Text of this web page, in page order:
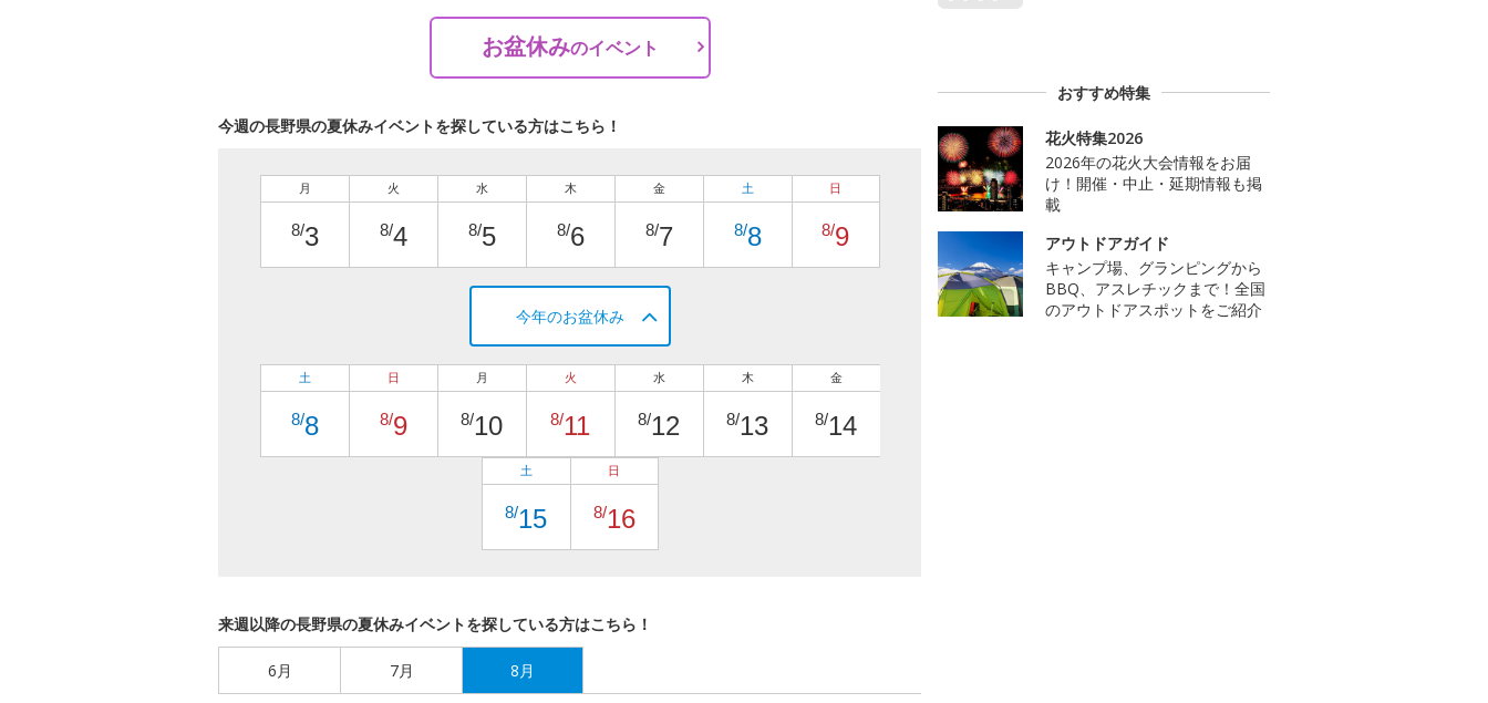
お盆休みのイベント
今週の長野県の夏休みイベントを探している方はこちら！
月
8/3
火
8/4
水
8/5
木
8/6
金
8/7
土
8/8
日
8/9
今年のお盆休み
土
8/8
日
8/9
月
8/10
火
8/11
水
8/12
木
8/13
金
8/14
土
8/15
日
8/16
来週以降の長野県の夏休みイベントを探している方はこちら！
6月 7月 8月
おすすめ特集
花火特集2026
2026年の花火大会情報をお届
け！開催・中止・延期情報も掲
載
アウトドアガイド
キャンプ場、グランピングから
BBQ、アスレチックまで！全国
のアウトドアスポットをご紹介